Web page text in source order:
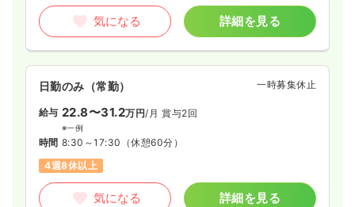
気になる 詳細を見る
日勤のみ（常勤） 一時募集休止
給与 22.8〜31.2万円/月 賞与2回
※一例
時間 8:30～17:30 （休憩60分）
4週8休以上
気になる 詳細を見る